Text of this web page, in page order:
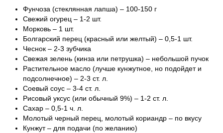
Фунчоза (стеклянная лапша) – 100-150 г
Свежий огурец – 1-2 шт.
Морковь – 1 шт.
Болгарский перец (красный или желтый) – 0,5-1 шт.
Чеснок – 2-3 зубчика
Свежая зелень (кинза или петрушка) – небольшой пучок
Растительное масло (лучше кунжутное, но подойдет и
подсолнечное) – 2-3 ст. л.
Соевый соус – 3-4 ст. л.
Рисовый уксус (или обычный 9%) – 1-2 ст. л.
Сахар – 0,5-1 ч. л.
Молотый черный перец, молотый кориандр – по вкусу
Кунжут – для подачи (по желанию)